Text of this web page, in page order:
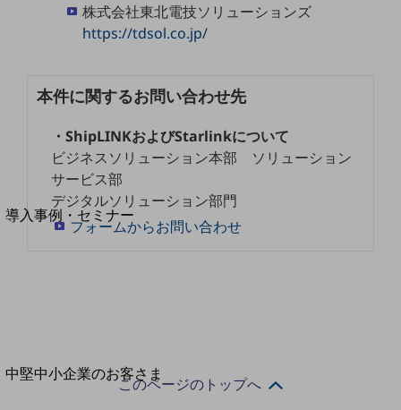
セキュリティ
運用保守・故障紛失サポート
お手続き
別ウィンドウで開きます
サービスをご利用中のお客さま
導入事例・セミナー
導入事例TOP
中堅中小企業のお客さま
NTTドコモビジネスウォッチ
株式会社東北電技ソリューションズ
https://tdsol.co.jp/
本件に関するお問い合わせ先
・ShipLINKおよびStarlinkについて
ビジネスソリューション本部 ソリューション
サービス部
デジタルソリューション部門
フォームからお問い合わせ
このページのトップへ